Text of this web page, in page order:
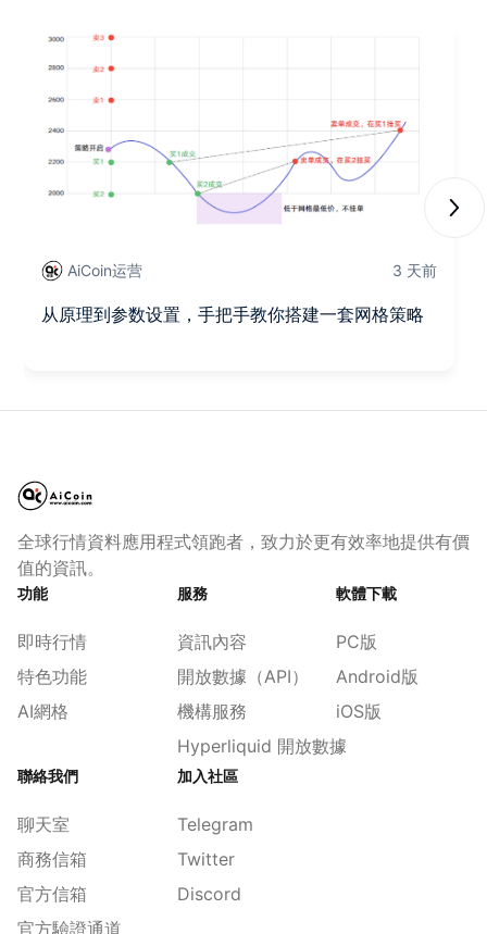
AiCoin运营 3 天前
从原理到参数设置，手把手教你搭建一套网格策略
全球行情資料應用程式領跑者，致力於更有效率地提供有價
值的資訊。
功能
即時行情
特色功能
AI網格
服務
資訊內容
開放數據（API）
機構服務
Hyperliquid 開放數據
軟體下載
PC版
Android版
iOS版
聯絡我們
聊天室
商務信箱
官方信箱
官方驗證通道
加入社區
Telegram
Twitter
Discord